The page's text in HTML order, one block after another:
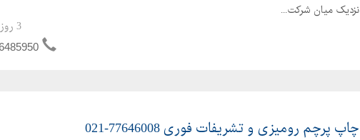
نزدیک میان شرکت...
3 روز پیش
چاپ پرچم رومیزی و تشریفات فوری 77646008-021